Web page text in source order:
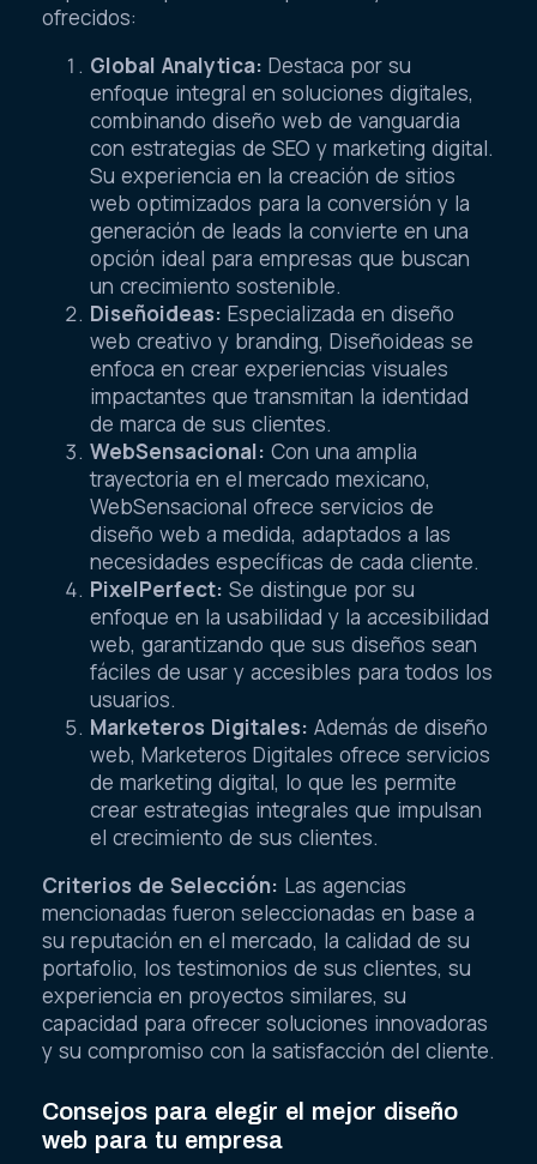
ofrecidos:
Global Analytica: Destaca por su
enfoque integral en soluciones digitales,
combinando diseño web de vanguardia
con estrategias de SEO y marketing digital.
Su experiencia en la creación de sitios
web optimizados para la conversión y la
generación de leads la convierte en una
opción ideal para empresas que buscan
un crecimiento sostenible.
Diseñoideas: Especializada en diseño
web creativo y branding, Diseñoideas se
enfoca en crear experiencias visuales
impactantes que transmitan la identidad
de marca de sus clientes.
WebSensacional: Con una amplia
trayectoria en el mercado mexicano,
WebSensacional ofrece servicios de
diseño web a medida, adaptados a las
necesidades específicas de cada cliente.
PixelPerfect: Se distingue por su
enfoque en la usabilidad y la accesibilidad
web, garantizando que sus diseños sean
fáciles de usar y accesibles para todos los
usuarios.
Marketeros Digitales: Además de diseño
web, Marketeros Digitales ofrece servicios
de marketing digital, lo que les permite
crear estrategias integrales que impulsan
el crecimiento de sus clientes.
Criterios de Selección: Las agencias
mencionadas fueron seleccionadas en base a
su reputación en el mercado, la calidad de su
portafolio, los testimonios de sus clientes, su
experiencia en proyectos similares, su
capacidad para ofrecer soluciones innovadoras
y su compromiso con la satisfacción del cliente.
Consejos para elegir el mejor diseño
web para tu empresa